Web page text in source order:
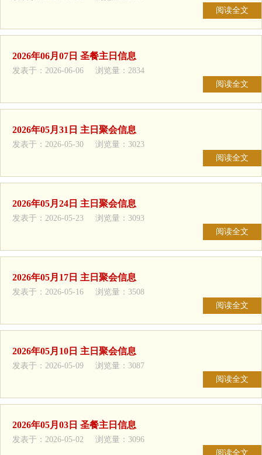
阅读全文
2026年06月07日 圣餐主日信息
发表于：2026-06-06 浏览量：2834
阅读全文
2026年05月31日 主日聚会信息
发表于：2026-05-30 浏览量：3023
阅读全文
2026年05月24日 主日聚会信息
发表于：2026-05-23 浏览量：3093
阅读全文
2026年05月17日 主日聚会信息
发表于：2026-05-16 浏览量：3508
阅读全文
2026年05月10日 主日聚会信息
发表于：2026-05-09 浏览量：3087
阅读全文
2026年05月03日 圣餐主日信息
发表于：2026-05-02 浏览量：3096
阅读全文